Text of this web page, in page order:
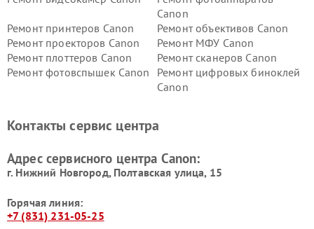
Canon
Ремонт принтеров Canon
Ремонт объективов Canon
Ремонт проекторов Canon
Ремонт МФУ Canon
Ремонт плоттеров Canon
Ремонт сканеров Canon
Ремонт фотовспышек Canon
Ремонт цифровых биноклей
Canon
Контакты сервис центра
Адрес сервисного центра Canon:
г. Нижний Новгород, Полтавская улица, 15
Горячая линия:
+7 (831) 231-05-25